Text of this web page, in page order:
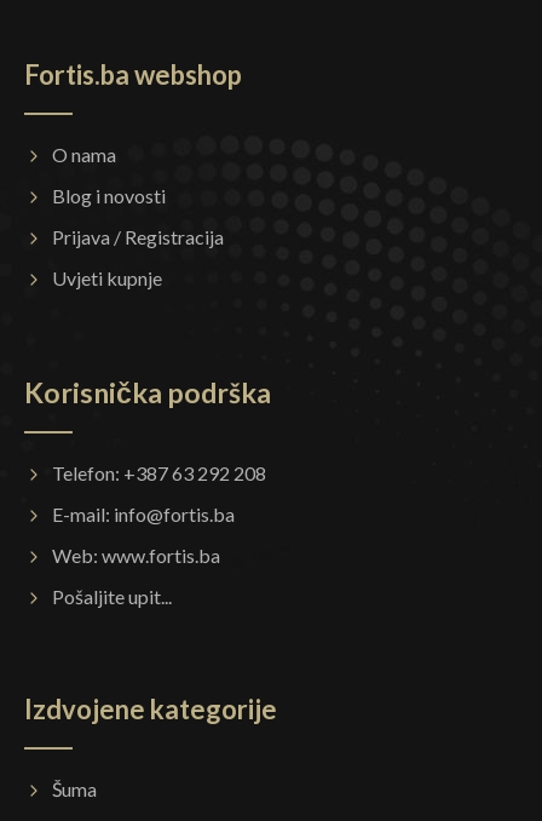
Fortis.ba webshop
O nama
Blog i novosti
Prijava / Registracija
Uvjeti kupnje
Korisnička podrška
Telefon: +387 63 292 208
E-mail: info@fortis.ba
Web: www.fortis.ba
Pošaljite upit...
Izdvojene kategorije
Šuma